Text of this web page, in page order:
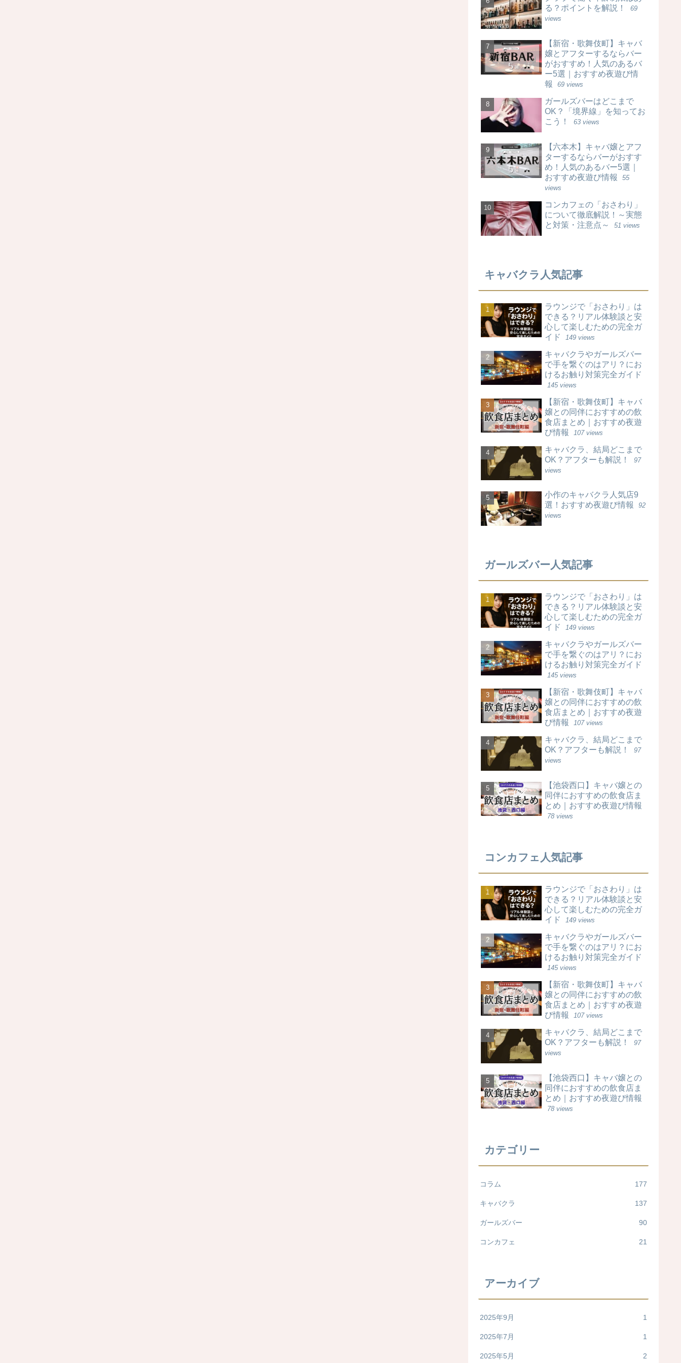
る？ポイントを解説！
69
views
【新宿・歌舞伎町】キャバ
嬢とアフターするならバー
がおすすめ！人気のあるバ
ー5選｜おすすめ夜遊び情
報
69 views
ガールズバーはどこまで
OK？「境界線」を知ってお
こう！
63 views
【六本木】キャバ嬢とアフ
ターするならバーがおすす
め！人気のあるバー5選｜
おすすめ夜遊び情報
55
views
コンカフェの「おさわり」
について徹底解説！～実態
と対策・注意点～
51 views
キャバクラ人気記事
ラウンジで「おさわり」は
できる？リアル体験談と安
心して楽しむための完全ガ
イド
149 views
キャバクラやガールズバー
で手を繋ぐのはアリ？にお
けるお触り対策完全ガイド
145 views
【新宿・歌舞伎町】キャバ
嬢との同伴におすすめの飲
食店まとめ｜おすすめ夜遊
び情報
107 views
キャバクラ、結局どこまで
OK？アフターも解説！
97
views
小作のキャバクラ人気店9
選！おすすめ夜遊び情報
92
views
ガールズバー人気記事
ラウンジで「おさわり」は
できる？リアル体験談と安
心して楽しむための完全ガ
イド
149 views
キャバクラやガールズバー
で手を繋ぐのはアリ？にお
けるお触り対策完全ガイド
145 views
【新宿・歌舞伎町】キャバ
嬢との同伴におすすめの飲
食店まとめ｜おすすめ夜遊
び情報
107 views
キャバクラ、結局どこまで
OK？アフターも解説！
97
views
【池袋西口】キャバ嬢との
同伴におすすめの飲食店ま
とめ｜おすすめ夜遊び情報
78 views
コンカフェ人気記事
ラウンジで「おさわり」は
できる？リアル体験談と安
心して楽しむための完全ガ
イド
149 views
キャバクラやガールズバー
で手を繋ぐのはアリ？にお
けるお触り対策完全ガイド
145 views
【新宿・歌舞伎町】キャバ
嬢との同伴におすすめの飲
食店まとめ｜おすすめ夜遊
び情報
107 views
キャバクラ、結局どこまで
OK？アフターも解説！
97
views
【池袋西口】キャバ嬢との
同伴におすすめの飲食店ま
とめ｜おすすめ夜遊び情報
78 views
カテゴリー
コラム 177
キャバクラ 137
ガールズバー 90
コンカフェ 21
アーカイブ
2025年9月 1
2025年7月 1
2025年5月 2